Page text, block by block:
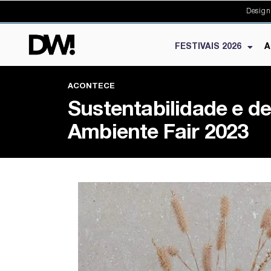
FESTIVAIS 2026
ACONTECE
Sustentabilidade e
Ambiente Fair 2023